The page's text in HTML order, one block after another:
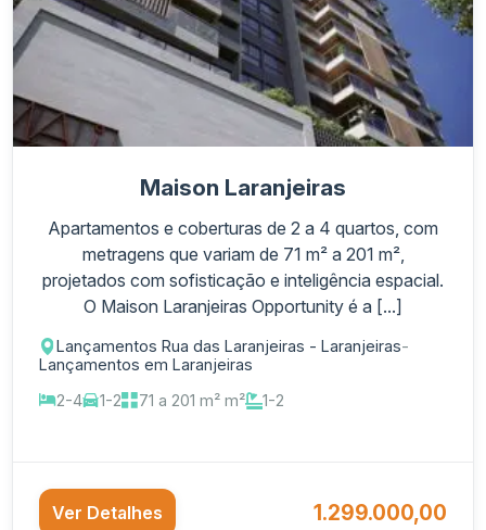
Maison Laranjeiras
Apartamentos e coberturas de 2 a 4 quartos, com
metragens que variam de 71 m² a 201 m²,
projetados com sofisticação e inteligência espacial.
O Maison Laranjeiras Opportunity é a [...]
Lançamentos Rua das Laranjeiras - Laranjeiras-
Lançamentos em Laranjeiras
2-4
1-2 71 a 201 m² m² 1-2
Ver Detalhes 1.299.000,00